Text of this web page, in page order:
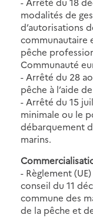
modalités de
d’autorisations
communautaire
pêche
Communauté
- Arrêté du 28
pêche à l’aide
- Arrêté du 15
minimale ou le
débarquement
marins.
- Règlement
conseil du 11
commune des
de la pêche et